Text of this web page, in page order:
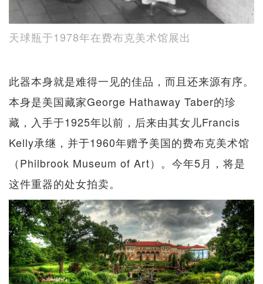
天球瓶于1978年在费布克美术馆展出
此器本身就是难得一见的佳品，而且还来源有序。
本身是美国藏家George Hathaway Taber的珍
藏，入手于1925年以前，后来由其女儿Francis
Kelly承继，并于1960年赠予美国的费布克美术馆
（Philbrook Museum of Art）。今年5月，将是
这件重器的处女拍卖。